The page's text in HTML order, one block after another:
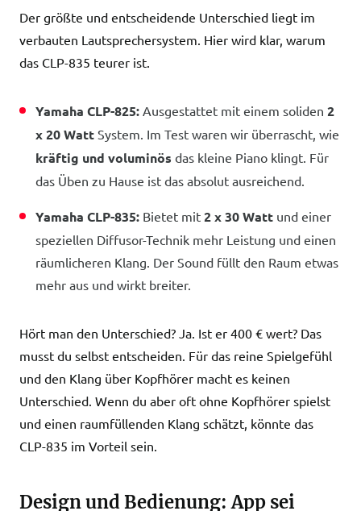
Der größte und entscheidende Unterschied liegt im
verbauten Lautsprechersystem. Hier wird klar, warum
das CLP-835 teurer ist.
Yamaha CLP-825: Ausgestattet mit einem soliden 2
x 20 Watt System. Im Test waren wir überrascht, wie
kräftig und voluminös das kleine Piano klingt. Für
das Üben zu Hause ist das absolut ausreichend.
Yamaha CLP-835: Bietet mit 2 x 30 Watt und einer
speziellen Diffusor-Technik mehr Leistung und einen
räumlicheren Klang. Der Sound füllt den Raum etwas
mehr aus und wirkt breiter.
Hört man den Unterschied? Ja. Ist er 400 € wert? Das
musst du selbst entscheiden. Für das reine Spielgefühl
und den Klang über Kopfhörer macht es keinen
Unterschied. Wenn du aber oft ohne Kopfhörer spielst
und einen raumfüllenden Klang schätzt, könnte das
CLP-835 im Vorteil sein.
Design und Bedienung: App sei